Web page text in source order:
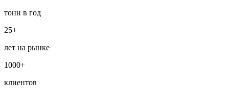
тонн в год
25+
лет на рынке
1000+
клиентов